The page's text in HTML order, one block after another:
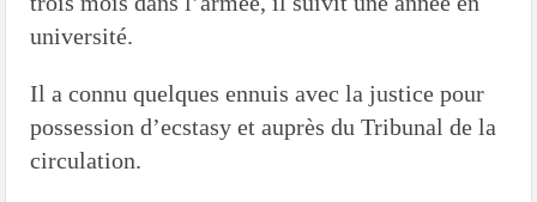
université.
Il a connu quelques ennuis avec la justice pour
possession d’ecstasy et auprès du Tribunal de la
circulation.